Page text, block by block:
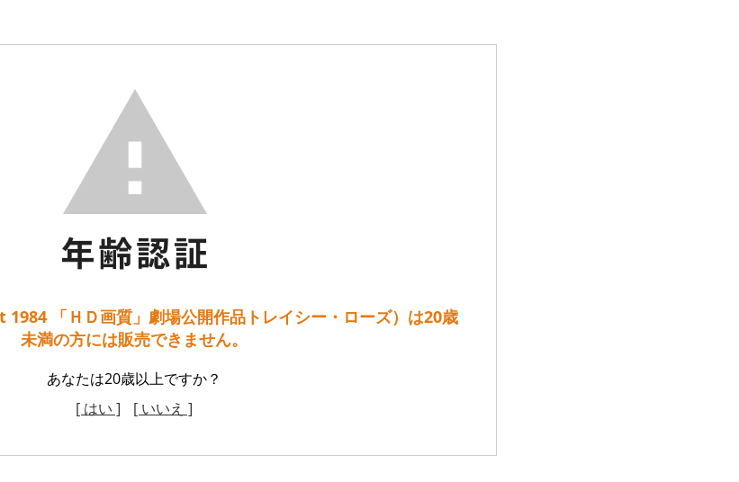
「ＨＤ画質」劇場公開作品トレイシー・ローズ）は20歳
未満の方には販売できません。
あなたは20歳以上ですか？
[ はい ]
[ いいえ ]